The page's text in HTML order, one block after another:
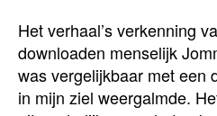
Het verhaal’s verkenning
downloaden menselijk
was vergelijkbaar met een
in mijn ziel weergalmde.